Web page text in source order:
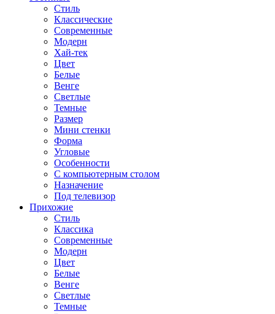
Стиль
Классические
Современные
Модерн
Хай-тек
Цвет
Белые
Венге
Светлые
Темные
Размер
Мини стенки
Форма
Угловые
Особенности
С компьютерным столом
Назначение
Под телевизор
Прихожие
Стиль
Классика
Современные
Модерн
Цвет
Белые
Венге
Светлые
Темные